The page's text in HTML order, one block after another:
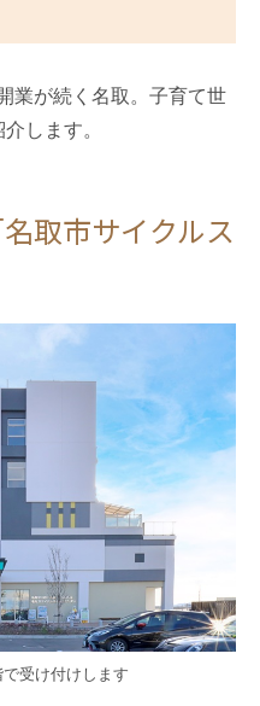
業が続く名取。子育て世
します。
取市サイクルス
受け付けします